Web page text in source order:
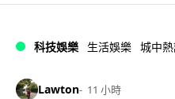
科技娛樂 生活娛樂 城中
Lawton 11 小時